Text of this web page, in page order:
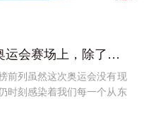
凡拼搏皆英雄，东京奥运会赛场上，除了金牌我们还看到……
前列虽然这次奥运会没有现
时刻感染着我们每一个从东